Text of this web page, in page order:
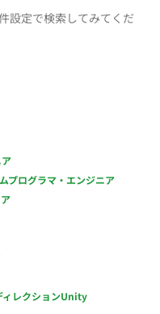
設定で検索してみてくだ
プログラマ・エンジニア
ィレクションUnity